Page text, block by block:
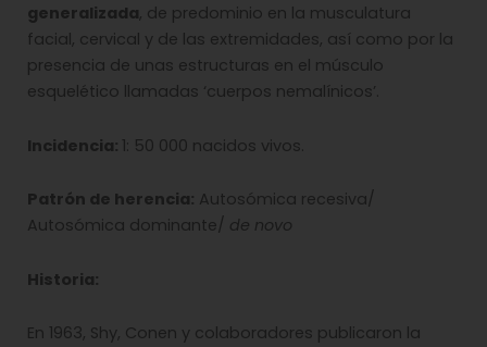
generalizada, de predominio en la musculatura
facial, cervical y de las extremidades, así como por la
presencia de unas estructuras en el músculo
esquelético llamadas ‘cuerpos nemalínicos’.
Incidencia: 1: 50 000 nacidos vivos.
Patrón de herencia: Autosómica recesiva/
Autosómica dominante/ de novo
Historia:
En 1963, Shy, Conen y colaboradores publicaron la